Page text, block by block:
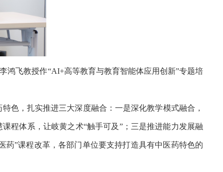
鸿飞教授作“AI+高等教育与教育智能体应用创新”专题培
色，扎实推进三大深度融合：一是深化教学模式融合，
程体系，让岐黄之术“触手可及”；三是推进能力发展融
药”课程改革，各部门单位要支持打造具有中医药特色的